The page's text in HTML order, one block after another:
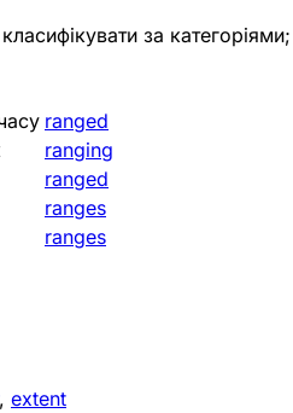
за категоріями;
ranged
ranging
ranged
ranges
ranges
, extent